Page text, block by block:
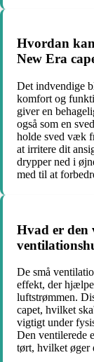
Hvordan
New Era
Det indvendige
komfort og
giver en
også som en
holde sved væk
at irritere dit
drypper ned i
med til at
Hvad er den
De små
effekt, der
luftstrømmen.
capet, hvilket
vigtigt under
Den ventilerede
tørt, hvilket øger